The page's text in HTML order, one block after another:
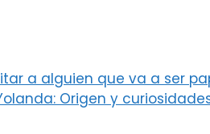
a alguien que va a ser
Origen y